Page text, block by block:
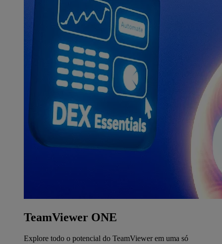
TeamViewer ONE
Explore todo o potencial do TeamViewer em uma só